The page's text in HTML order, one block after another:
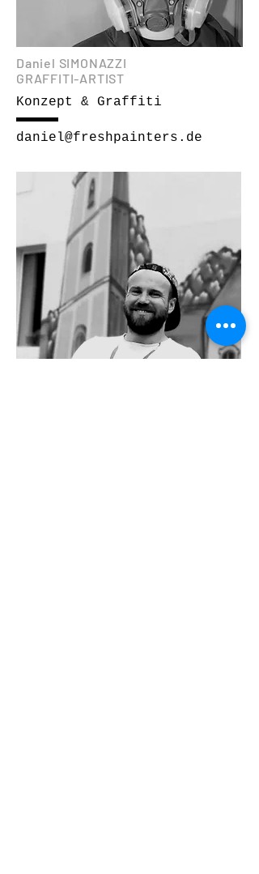
Daniel SIMONAZZI
GRAFFITI-ARTIST
Konzept & Graffiti
daniel@freshpainters.de